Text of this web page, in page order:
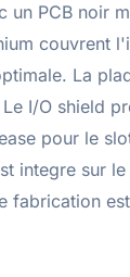
un PCB noir
couvrent
La
I/O shield
pour le
integre sur
fabrication